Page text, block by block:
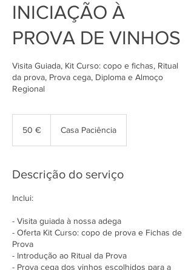
INICIAÇÃO À
PROVA DE VINHOS
Visita Guiada, Kit Curso: copo e fichas, Ritual
da prova, Prova cega, Diploma e Almoço
Regional
50 € Casa Paciência
Descrição do serviço
Inclui:
- Visita guiada à nossa adega
- Oferta Kit Curso: copo de prova e Fichas de
Prova
- Introdução ao Ritual da Prova
- Prova cega dos vinhos escolhidos para a